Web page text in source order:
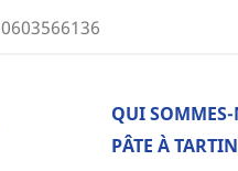
0603566136
QUI
PÂTE À